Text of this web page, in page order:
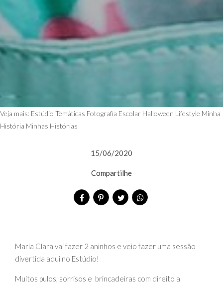
Veja mais: Estúdio Temáticas Fotografia Escolar Halloween Lifestyle Minha
História Minhas Histórias
15/06/2020
Compartilhe
Maria Clara vai fazer 2 aninhos e veio fazer uma sessão
divertida aqui no Estúdio!
Muitos pulos, sorrisos e brincadeiras com direito a